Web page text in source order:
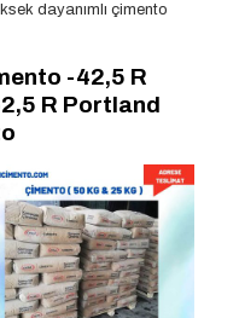
dayanımlı çimento
-42,5 R
R Portland